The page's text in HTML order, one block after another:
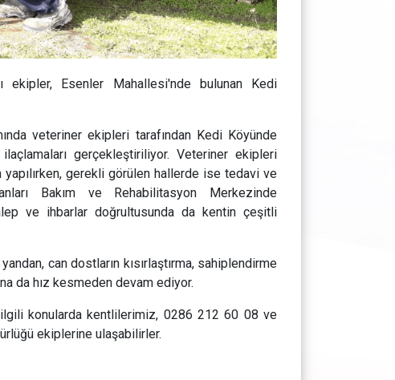
ekipler, Esenler Mahallesi'nde bulunan Kedi
veteriner ekipleri tarafından Kedi Köyünde
gerçekleştiriliyor. Veteriner ekipleri
gerekli görülen hallerde ise tedavi ve
Bakım ve Rehabilitasyon Merkezinde
ve ihbarlar doğrultusunda da kentin çeşitli
can dostların kısırlaştırma, sahiplendirme
da hız kesmeden devam ediyor.
ilgili konularda kentlilerimiz, 0286 212 60 08 ve
ekiplerine ulaşabilirler.